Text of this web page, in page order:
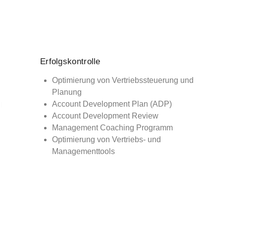
Erfolgskontrolle
Optimierung von Vertriebssteuerung und
Planung
Account Development Plan (ADP)
Account Development Review
Management Coaching Programm
Optimierung von Vertriebs- und
Managementtools